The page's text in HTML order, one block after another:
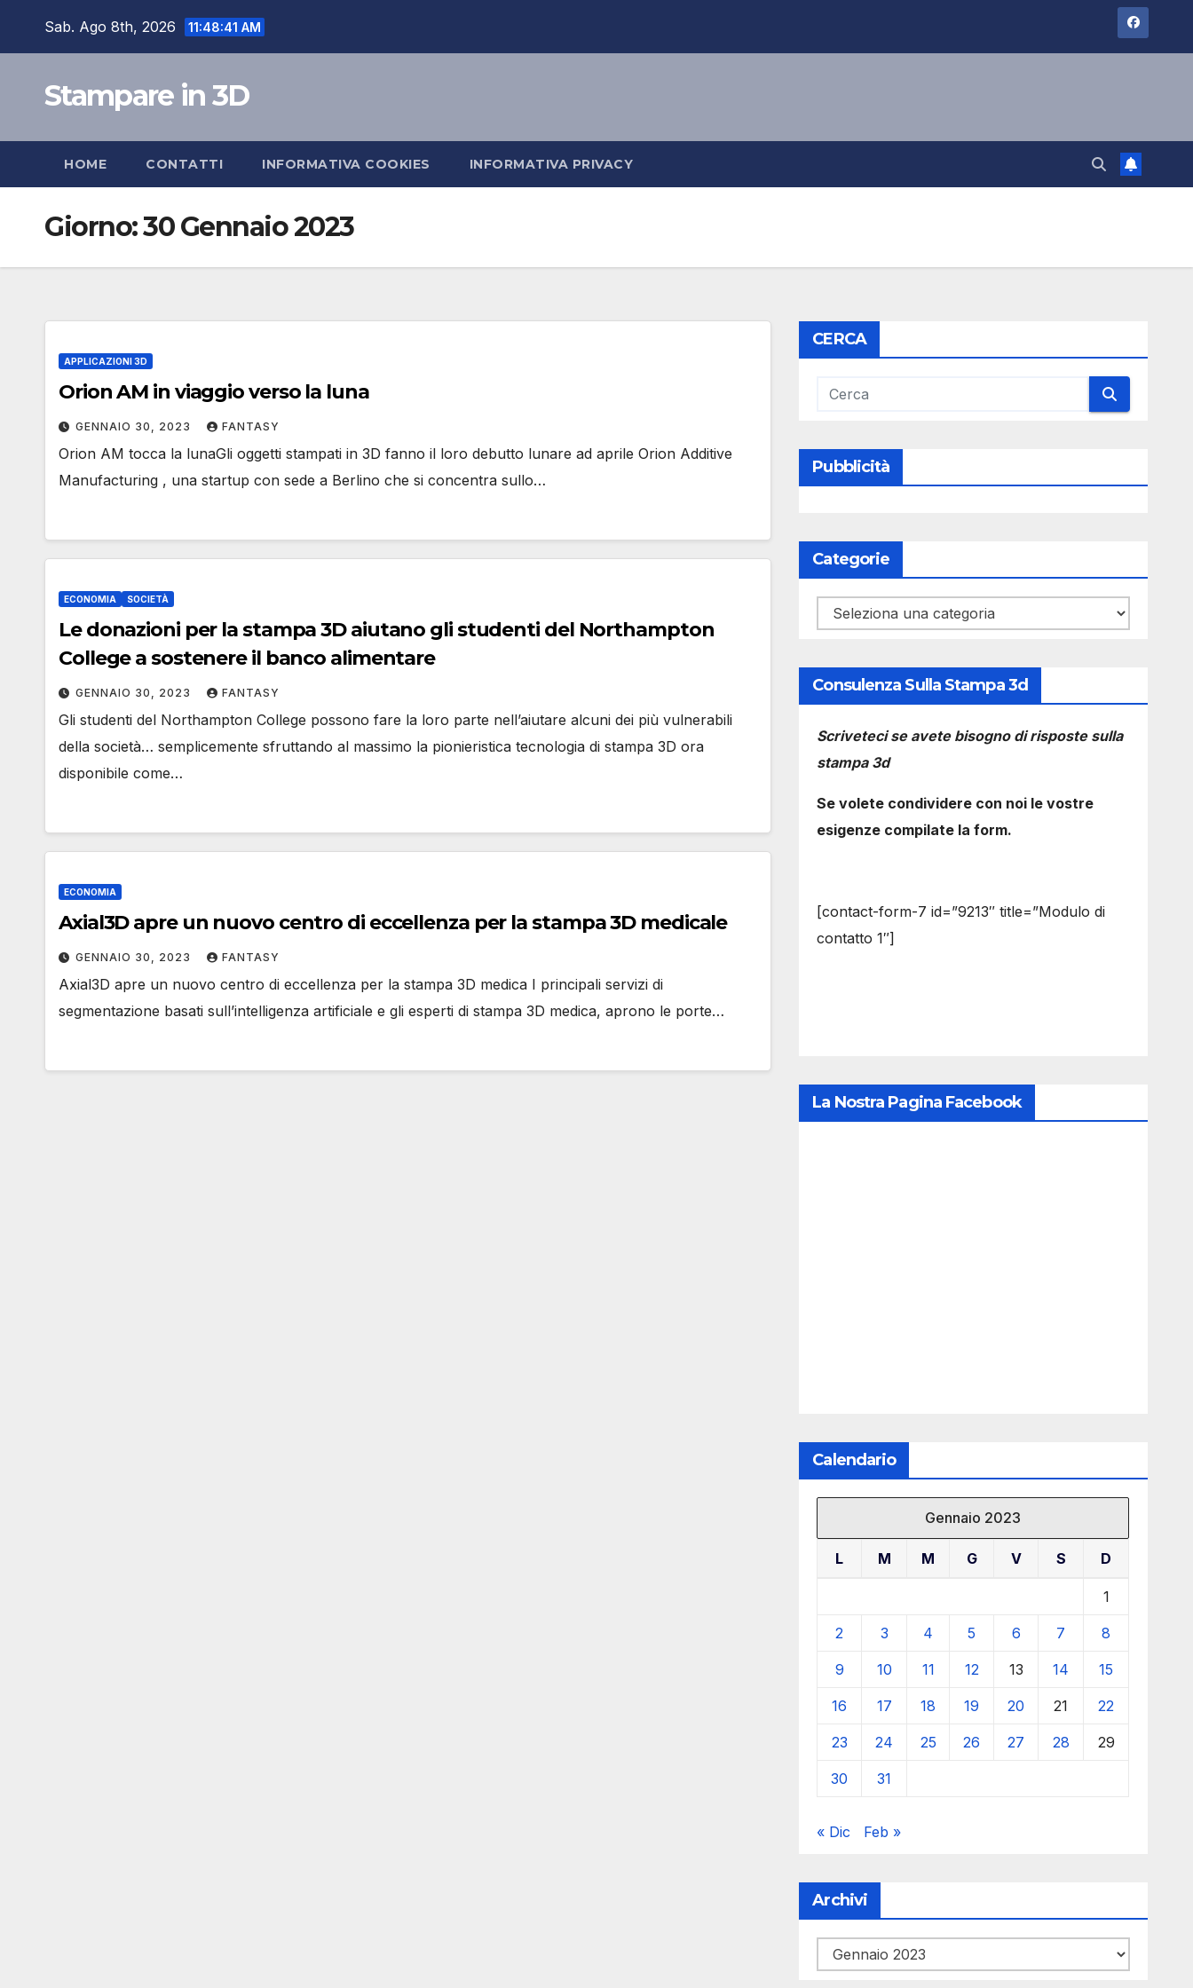
Sab. Ago 8th, 2026 11:48:41 AM
Stampare in 3D
HOME CONTATTI INFORMATIVA COOKIES INFORMATIVA PRIVACY
Giorno:30 Gennaio 2023
APPLICAZIONI 3D
Orion AM in viaggio verso la luna
GENNAIO 30, 2023 FANTASY
Orion AM tocca la lunaGli oggetti stampati in 3D fanno il loro debutto lunare ad aprile Orion Additive
Manufacturing , una startup con sede a Berlino che si concentra sullo…
ECONOMIA SOCIETÀ
Le donazioni per la stampa 3D aiutano gli studenti del Northampton
College a sostenere il banco alimentare
GENNAIO 30, 2023 FANTASY
Gli studenti del Northampton College possono fare la loro parte nell’aiutare alcuni dei più vulnerabili
della società… semplicemente sfruttando al massimo la pionieristica tecnologia di stampa 3D ora
disponibile come…
ECONOMIA
Axial3D apre un nuovo centro di eccellenza per la stampa 3D medicale
GENNAIO 30, 2023 FANTASY
Axial3D apre un nuovo centro di eccellenza per la stampa 3D medica I principali servizi di
segmentazione basati sull’intelligenza artificiale e gli esperti di stampa 3D medica, aprono le porte…
CERCA
Pubblicità
Categorie
Categorie
Consulenza Sulla Stampa 3d
Scriveteci se avete bisogno di risposte sulla
stampa 3d
Se volete condividere con noi le vostre
esigenze compilate la form.
[contact-form-7 id=”9213″ title=”Modulo di
contatto 1″]
La Nostra Pagina Facebook
Calendario
Gennaio 2023
L M M G V S D
1
2 3 4 5 6 7 8
9 10 11 12 13 14 15
16 17 18 19 20 21 22
23 24 25 26 27 28 29
30 31
« Dic Feb »
Archivi
Archivi